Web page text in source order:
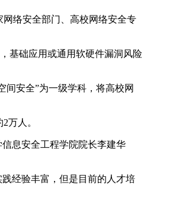
络安全部门、高校网络安全专
基础应用或通用软硬件漏洞风险
安全”为一级学科，将高校网
万人。
息安全工程学院院长李建华
经验丰富，但是目前的人才培